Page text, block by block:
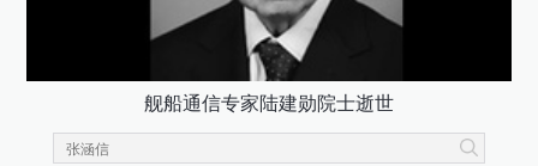
舰船通信专家陆建勋院士逝世